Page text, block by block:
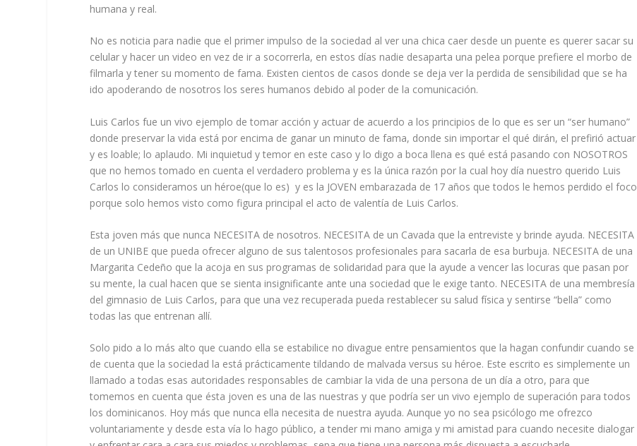
humana y real.
No es noticia para nadie que el primer impulso de la sociedad al ver una chica caer desde un puente es querer sacar su
celular y hacer un video en vez de ir a socorrerla, en estos días nadie desaparta una pelea porque prefiere el morbo de
filmarla y tener su momento de fama. Existen cientos de casos donde se deja ver la perdida de sensibilidad que se ha
ido apoderando de nosotros los seres humanos debido al poder de la comunicación.
Luis Carlos fue un vivo ejemplo de tomar acción y actuar de acuerdo a los principios de lo que es ser un “ser humano”
donde preservar la vida está por encima de ganar un minuto de fama, donde sin importar el qué dirán, el prefirió actuar
y es loable; lo aplaudo. Mi inquietud y temor en este caso y lo digo a boca llena es qué está pasando con NOSOTROS
que no hemos tomado en cuenta el verdadero problema y es la única razón por la cual hoy día nuestro querido Luis
Carlos lo consideramos un héroe(que lo es) y es la JOVEN embarazada de 17 años que todos le hemos perdido el foco
porque solo hemos visto como figura principal el acto de valentía de Luis Carlos.
Esta joven más que nunca NECESITA de nosotros. NECESITA de un Cavada que la entreviste y brinde ayuda. NECESITA
de un UNIBE que pueda ofrecer alguno de sus talentosos profesionales para sacarla de esa burbuja. NECESITA de una
Margarita Cedeño que la acoja en sus programas de solidaridad para que la ayude a vencer las locuras que pasan por
su mente, la cual hacen que se sienta insignificante ante una sociedad que le exige tanto. NECESITA de una membresía
del gimnasio de Luis Carlos, para que una vez recuperada pueda restablecer su salud física y sentirse “bella” como
todas las que entrenan allí.
Solo pido a lo más alto que cuando ella se estabilice no divague entre pensamientos que la hagan confundir cuando se
de cuenta que la sociedad la está prácticamente tildando de malvada versus su héroe. Este escrito es simplemente un
llamado a todas esas autoridades responsables de cambiar la vida de una persona de un día a otro, para que
tomemos en cuenta que ésta joven es una de las nuestras y que podría ser un vivo ejemplo de superación para todos
los dominicanos. Hoy más que nunca ella necesita de nuestra ayuda. Aunque yo no sea psicólogo me ofrezco
voluntariamente y desde esta vía lo hago público, a tender mi mano amiga y mi amistad para cuando necesite dialogar